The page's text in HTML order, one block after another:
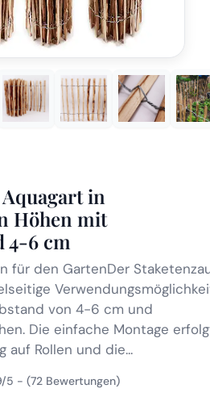
in
Höhen mit
4-6 cm
für den GartenDer
von 4-6 cm und
Die einfache Montage
auf Rollen und die...
5 - (72 Bewertungen)